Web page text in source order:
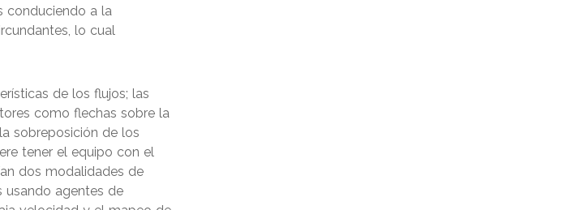
conduciendo a la
lo cual
de los flujos; las
como flechas sobre la
sobreposición de los
tener el equipo con el
dos modalidades de
usando agentes de